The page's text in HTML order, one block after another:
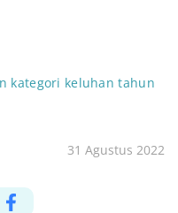
kategori keluhan tahun
31 Agustus 2022